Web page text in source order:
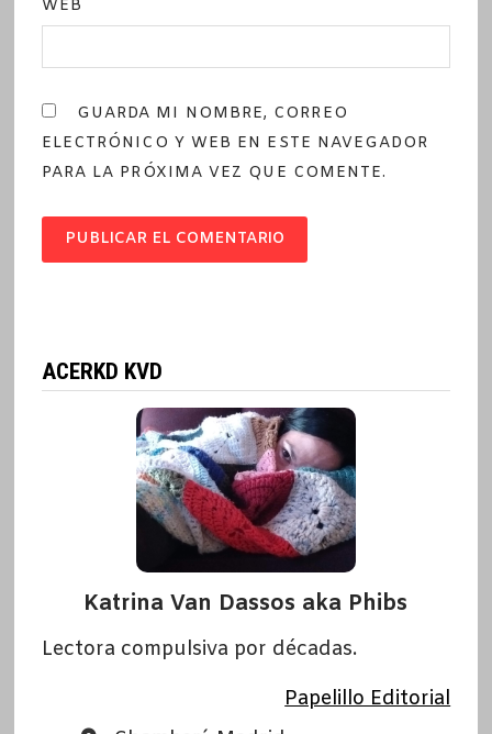
WEB
GUARDA MI NOMBRE, CORREO
ELECTRÓNICO Y WEB EN ESTE NAVEGADOR
PARA LA PRÓXIMA VEZ QUE COMENTE.
ACERKD KVD
Katrina Van Dassos aka Phibs
Lectora compulsiva por décadas.
Papelillo Editorial